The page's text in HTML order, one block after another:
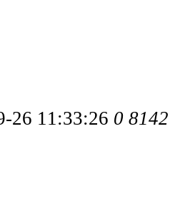
26 11:33:26 0 8142